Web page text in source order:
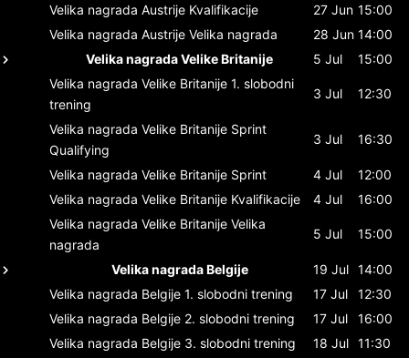
Velika nagrada Austrije Kvalifikacije 27 Jun 15:00
Velika nagrada Austrije Velika nagrada 28 Jun 14:00
Velika nagrada Velike Britanije
5 Jul
15:00
Velika nagrada Velike Britanije 1. slobodni
trening
3 Jul 12:30
Velika nagrada Velike Britanije Sprint
Qualifying
3 Jul 16:30
Velika nagrada Velike Britanije Sprint 4 Jul
12:00
Velika nagrada Velike Britanije Kvalifikacije 4 Jul
16:00
Velika nagrada Velike Britanije Velika
nagrada
5 Jul 15:00
Velika nagrada Belgije 19 Jul 14:00
Velika nagrada Belgije 1. slobodni trening 17 Jul
12:30
Velika nagrada Belgije 2. slobodni trening 17 Jul
16:00
Velika nagrada Belgije 3. slobodni trening 18 Jul 11:30